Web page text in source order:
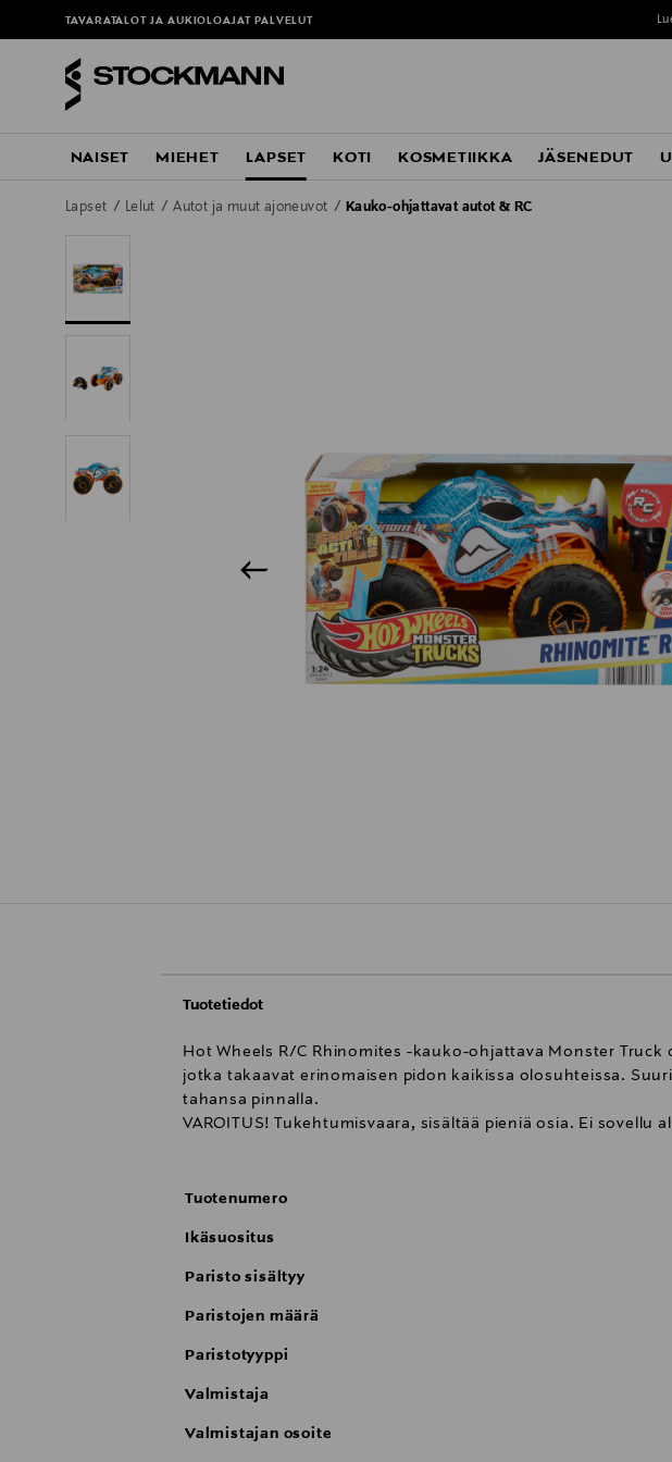
TAVARATALOT JA AUKIOLOAJAT PALVELUT
NAISET MIEHET LAPSET KOTI KOSMETIIKKA JÄSENEDUT
Lapset Lelut Autot ja muut ajoneuvot Kauko-ohjattavat autot & RC
Tuotetiedot
Hot Wheels R/C Rhinomites -kauko-ohjattava Monster
jotka takaavat erinomaisen pidon kaikissa olosuhteissa.
tahansa pinnalla.
VAROITUS! Tukehtumisvaara, sisältää pieniä osia. Ei sovellu
Tuotenumero
Ikäsuositus
Paristo sisältyy
Paristojen määrä
Paristotyyppi
Valmistaja
Valmistajan osoite